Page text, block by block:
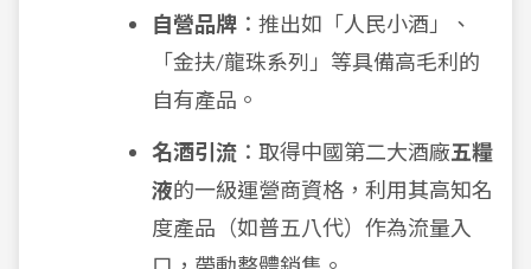
自營品牌 ：推出如「人民小酒」、
「金扶/龍珠系列」等具備高毛利的
自有產品。
名酒引流 ：取得中國第二大酒廠五糧
液的一級運營商資格，利用其高知名
度產品（如普五八代）作為流量入